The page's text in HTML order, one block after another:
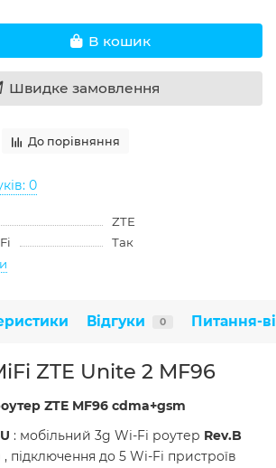
В кошик
Швидке замовлення
До порівняння
0
ZTE
Так
Відгуки 0 Питання-
ZTE Unite 2 MF96
ZTE MF96 cdma+gsm
: мобільний 3g Wi-Fi роутер Rev.B
, підключення до 5 Wi-Fi пристроїв